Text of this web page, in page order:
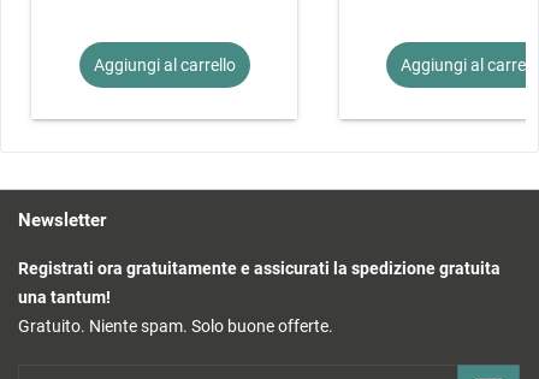
Aggiungi al carrello Aggiungi al
Newsletter
Registrati ora gratuitamente e assicurati la spedizione gratuita
una tantum!
Gratuito. Niente spam. Solo buone offerte.